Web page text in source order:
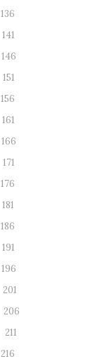
136
141
146
151
156
161
166
171
176
181
186
191
196
201
206
211
216